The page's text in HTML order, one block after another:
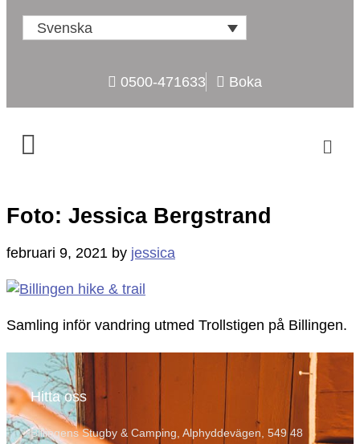
Svenska
0500-471633 Boka
Foto: Jessica Bergstrand
februari 9, 2021 by jessica
Samling inför vandring utmed Trollstigen på Billingen.
Hitta oss
Billingens Stugby & Camping, Alphyddevägen, 549 48